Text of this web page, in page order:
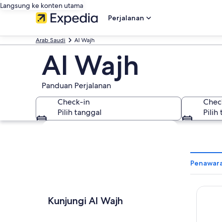
Langsung ke konten utama
Perjalanan
Arab Saudi Al Wajh
Al Wajh
Panduan Perjalanan
Check-in
Pilih tanggal
Pilih
Jelajahi peta
Kunjungi Al Wajh
Daraah